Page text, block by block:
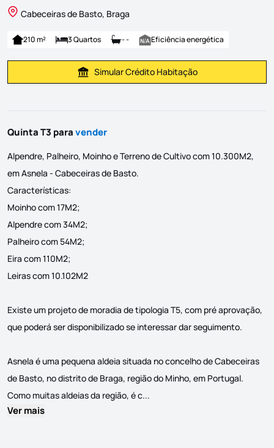
Cabeceiras de Basto, Braga
210 m² 3 Quartos - - Eficiência energética
Simular Prestação
Simular Crédito Habitação
Quinta T3 paravender
Alpendre, Palheiro, Moinho e Terreno de Cultivo com 10.300M2,
em Asnela - Cabeceiras de Basto.
Características:
Moinho com 17M2;
Alpendre com 34M2;
Palheiro com 54M2;
Eira com 110M2;
Leiras com 10.102M2
Existe um projeto de moradia de tipologia T5, com pré aprovação,
que poderá ser disponibilizado se interessar dar seguimento.
Asnela é uma pequena aldeia situada no concelho de Cabeceiras
de Basto, no distrito de Braga, região do Minho, em Portugal.
Como muitas aldeias da região, é c...
Ver mais